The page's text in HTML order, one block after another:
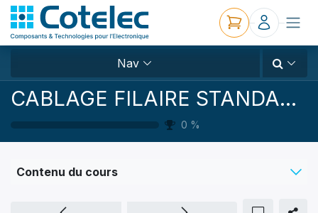
Nav
CABLAGE FILAIRE STANDARD ET CUSTOM
0 %
Contenu du cours